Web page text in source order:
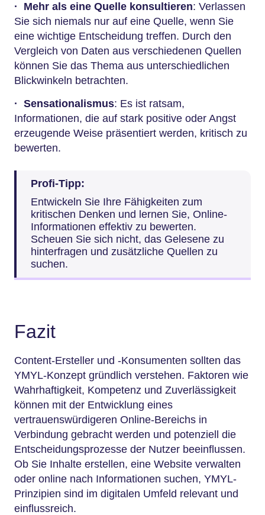
· Mehr als eine Quelle konsultieren: Verlassen
Sie sich niemals nur auf eine Quelle, wenn Sie
eine wichtige Entscheidung treffen. Durch den
Vergleich von Daten aus verschiedenen Quellen
können Sie das Thema aus unterschiedlichen
Blickwinkeln betrachten.
· Sensationalismus: Es ist ratsam,
Informationen, die auf stark positive oder Angst
erzeugende Weise präsentiert werden, kritisch zu
bewerten.
Profi-Tipp:
Entwickeln Sie Ihre Fähigkeiten zum
kritischen Denken und lernen Sie, Online-
Informationen effektiv zu bewerten.
Scheuen Sie sich nicht, das Gelesene zu
hinterfragen und zusätzliche Quellen zu
suchen.
Fazit
Content-Ersteller und -Konsumenten sollten das
YMYL-Konzept gründlich verstehen. Faktoren wie
Wahrhaftigkeit, Kompetenz und Zuverlässigkeit
können mit der Entwicklung eines
vertrauenswürdigeren Online-Bereichs in
Verbindung gebracht werden und potenziell die
Entscheidungsprozesse der Nutzer beeinflussen.
Ob Sie Inhalte erstellen, eine Website verwalten
oder online nach Informationen suchen, YMYL-
Prinzipien sind im digitalen Umfeld relevant und
einflussreich.